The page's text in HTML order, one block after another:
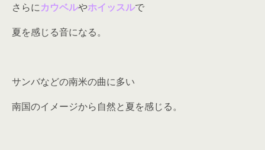
さらにカウベルやホイッスルで
夏を感じる音になる。
サンバなどの南米の曲に多い
南国のイメージから自然と夏を感じる。